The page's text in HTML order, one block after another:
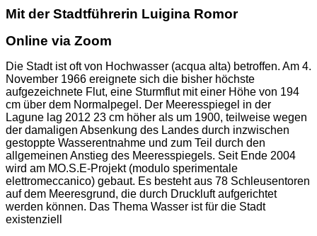
„Venedig
entdecken“:
Das
Hochwasser
–
Dämme,
Salz-
und
Süßwasser“
Mit der Stadtführerin Luigina Romor
Online via Zoom
Die Stadt ist oft von Hochwasser (acqua alta) betroffen. Am 4.
November 1966 ereignete sich die bisher höchste
aufgezeichnete Flut, eine Sturmflut mit einer Höhe von 194
cm über dem Normalpegel. Der Meeresspiegel in der
Lagune lag 2012 23 cm höher als um 1900, teilweise wegen
der damaligen Absenkung des Landes durch inzwischen
gestoppte Wasserentnahme und zum Teil durch den
allgemeinen Anstieg des Meeresspiegels. Seit Ende 2004
wird am MO.S.E-Projekt (modulo sperimentale
elettromeccanico) gebaut. Es besteht aus 78 Schleusentoren
auf dem Meeresgrund, die durch Druckluft aufgerichtet
werden können. Das Thema Wasser ist für die Stadt
existenziell